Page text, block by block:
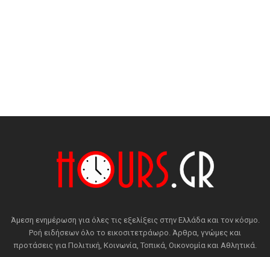
Άμεση ενημέρωση για όλες τις εξελίξεις στην Ελλάδα και τον κόσμο.
Ροή ειδήσεων όλο το εικοσιτετράωρο. Άρθρα, γνώμες και
προτάσεις για Πολιτική, Κοινωνία, Τοπικά, Οικονομία και Αθλητικά.